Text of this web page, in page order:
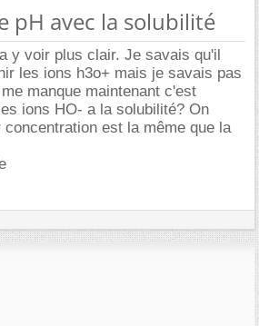
pH avec la solubilité
y voir plus clair. Je savais qu'il
les ions h3o+ mais je savais pas
manque maintenant c'est
ions HO- a la solubilité? On
est la même que la